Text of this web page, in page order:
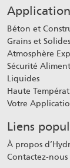
Béton et
Grains et
Atmosphère
Sécurité
Liquides
Haute
Votre
Liens
À propos
Contactez-nous